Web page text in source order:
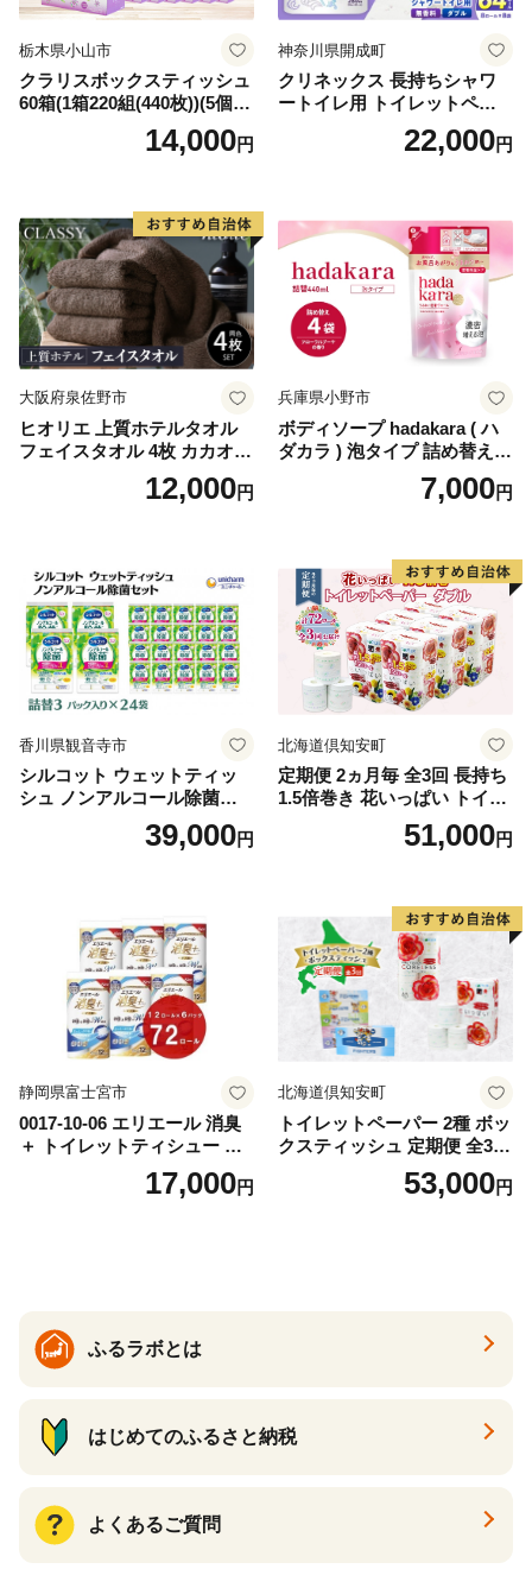
栃木県小山市
クラリスボックスティッシュ
60箱(1箱220組(440枚))(5個入
り×12セット)【1256759】
14,000円
神奈川県開成町
クリネックス 長持ちシャワ
ートイレ用 トイレットペー
パー（ダブル）64ロール(8ロ
ール×8パック) 開成町 トイレ
蓄 防災 エコ 消耗品 生活雑貨
生活用品 無香料 トイレット
ペーパー ダブル といれっと
ぺーぱー トイレ クレシア ト
イレットペーパー [BDBH002
-1]
22,000円
大阪府泉佐野市
ヒオリエ 上質ホテルタオル
フェイスタオル 4枚 カカオ
【タオル 泉州タオル 吸水 普
段使い 無地 シンプル 日用品
12,000円
兵庫県小野市
ボディソープ hadakara ( ハ
ダカラ ) 泡タイプ 詰め替え 4
40ml×4袋 ボディーソープ 泡
ボディソープ 泡 日用品 消耗
泡石鹸 石鹸 兵庫 兵庫県 小野
7,000円
香川県観音寺市
シルコット ウェットティッ
シュ ノンアルコール除菌詰
替（43枚×3P）×24袋 日用品
おもちゃ 拭き取り 手拭き 外
39,000円
北海道倶知安町
定期便 2ヵ月毎 全3回 長持ち
1.5倍巻き 花いっぱい トイレ
ットペーパー ダブル 45ｍ 計
72ロール 全18種 花柄 プリン
ー 消耗品 備蓄 送料無料 北海
道 倶知安町 日用品
51,000円
静岡県富士宮市
0017-10-06 エリエール 消臭
＋ トイレットティシュー し
っかり香るフレッシュクリア
の香り ダブル 12ロール×6パ
17,000円
北海道倶知安町
トイレットペーパー 2種 ボッ
クスティッシュ 定期便 全3
回 日本製 まとめ買い 防災
常備品 日用雑貨 消耗品 生活
53,000円
ふるラボとは
はじめてのふるさと納税
よくあるご質問